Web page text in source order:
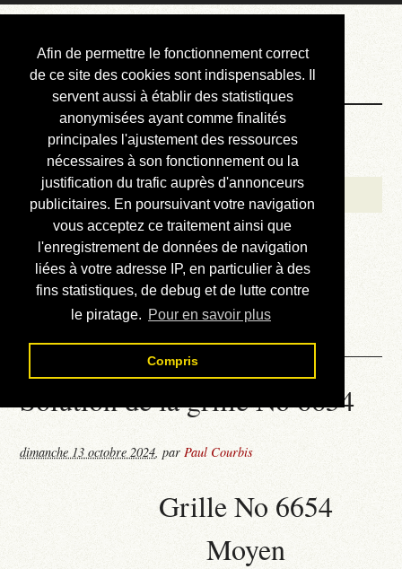
Afin de permettre le fonctionnement correct
de ce site des cookies sont indispensables. Il
servent aussi à établir des statistiques
anonymisées ayant comme finalités
principales l'ajustement des ressources
nécessaires à son fonctionnement ou la
justification du trafic auprès d'annonceurs
publicitaires. En poursuivant votre navigation
vous acceptez ce traitement ainsi que
l'enregistrement de données de navigation
liées à votre adresse IP, en particulier à des
fins statistiques, de debug et de lutte contre
le piratage. Pour en savoir plus
Compris
Courbis, « LE »
Blog Officiel
Bienvenue
Réalisations
Divers (et d’été)
Annonces
Liens externes
Téléchargement
Contact
Solution de la grille No 6654
dimanche 13 octobre 2024,parPaul Courbis
Grille No 6654
Moyen